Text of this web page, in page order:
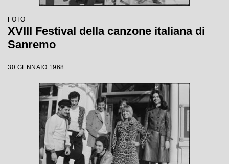
FOTO
XVIII Festival della canzone italiana di
Sanremo
30 GENNAIO 1968